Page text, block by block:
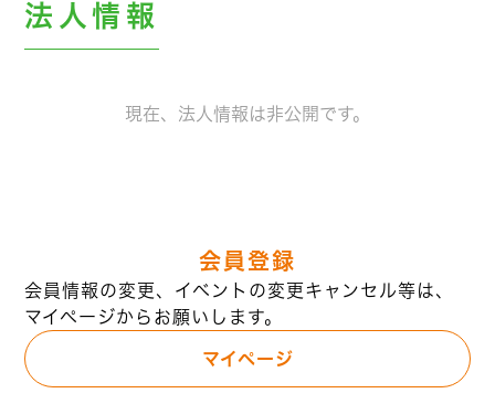
法人情報
現在、法人情報は非公開です。
会員登録
会員情報の変更、イベントの変更キャンセル等は、
マイページからお願いします。
マイページ